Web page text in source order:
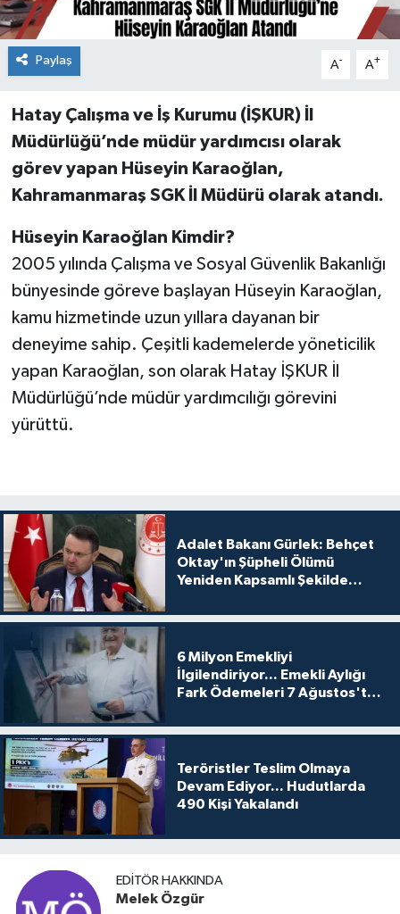
Paylaş A- A+
Hatay Çalışma ve İş Kurumu (İŞKUR) İl
Müdürlüğü’nde müdür yardımcısı olarak
görev yapan Hüseyin Karaoğlan,
Kahramanmaraş SGK İl Müdürü olarak atandı.
Hüseyin Karaoğlan Kimdir?
2005 yılında Çalışma ve Sosyal Güvenlik Bakanlığı
bünyesinde göreve başlayan Hüseyin Karaoğlan,
kamu hizmetinde uzun yıllara dayanan bir
deneyime sahip. Çeşitli kademelerde yöneticilik
yapan Karaoğlan, son olarak Hatay İŞKUR İl
Müdürlüğü’nde müdür yardımcılığı görevini
yürüttü.
Adalet Bakanı Gürlek: Behçet
Oktay'ın Şüpheli Ölümü
Yeniden Kapsamlı Şekilde
6 Milyon Emekliyi
İlgilendiriyor... Emekli Aylığı
Fark Ödemeleri 7 Ağustos'ta
Teröristler Teslim Olmaya
Devam Ediyor... Hudutlarda
490 Kişi Yakalandı
EDITÖR HAKKINDA
Melek Özgür